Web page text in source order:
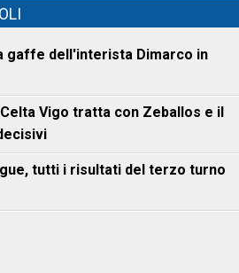
gaffe dell'interista Dimarco in
Vigo tratta con Zeballos e il
tutti i risultati del terzo turno